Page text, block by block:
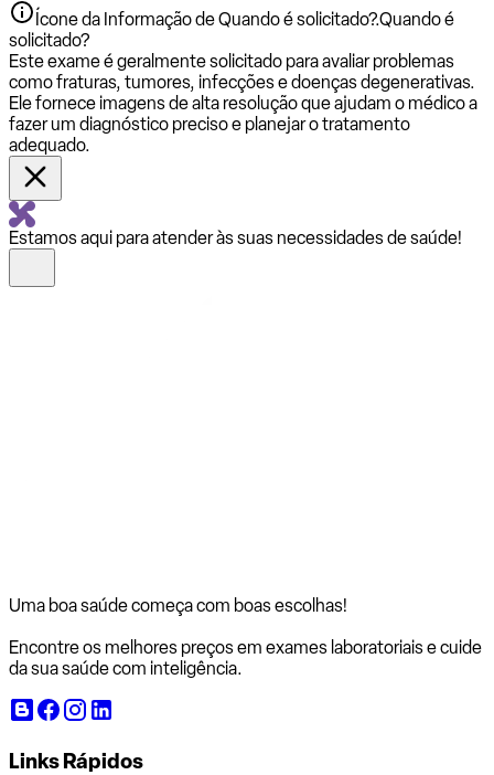
Ícone da Informação de Quando é solicitado?.Quando é
solicitado?
Este exame é geralmente solicitado para avaliar problemas
como fraturas, tumores, infecções e doenças degenerativas.
Ele fornece imagens de alta resolução que ajudam o médico a
fazer um diagnóstico preciso e planejar o tratamento
adequado.
Estamos aqui para atender às suas necessidades de saúde!
Uma boa saúde começa com boas escolhas!
Encontre os melhores preços em exames laboratoriais e cuide
da sua saúde com inteligência.
Links Rápidos